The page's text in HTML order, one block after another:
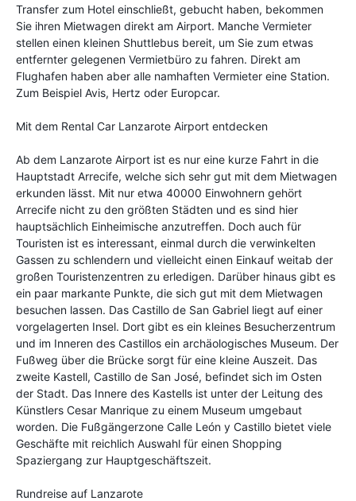
Transfer zum Hotel einschließt, gebucht haben, bekommen
Sie ihren Mietwagen direkt am Airport. Manche Vermieter
stellen einen kleinen Shuttlebus bereit, um Sie zum etwas
entfernter gelegenen Vermietbüro zu fahren. Direkt am
Flughafen haben aber alle namhaften Vermieter eine Station.
Zum Beispiel Avis, Hertz oder Europcar.
Mit dem Rental Car Lanzarote Airport entdecken
Ab dem Lanzarote Airport ist es nur eine kurze Fahrt in die
Hauptstadt Arrecife, welche sich sehr gut mit dem Mietwagen
erkunden lässt. Mit nur etwa 40000 Einwohnern gehört
Arrecife nicht zu den größten Städten und es sind hier
hauptsächlich Einheimische anzutreffen. Doch auch für
Touristen ist es interessant, einmal durch die verwinkelten
Gassen zu schlendern und vielleicht einen Einkauf weitab der
großen Touristenzentren zu erledigen. Darüber hinaus gibt es
ein paar markante Punkte, die sich gut mit dem Mietwagen
besuchen lassen. Das Castillo de San Gabriel liegt auf einer
vorgelagerten Insel. Dort gibt es ein kleines Besucherzentrum
und im Inneren des Castillos ein archäologisches Museum. Der
Fußweg über die Brücke sorgt für eine kleine Auszeit. Das
zweite Kastell, Castillo de San José, befindet sich im Osten
der Stadt. Das Innere des Kastells ist unter der Leitung des
Künstlers Cesar Manrique zu einem Museum umgebaut
worden. Die Fußgängerzone Calle León y Castillo bietet viele
Geschäfte mit reichlich Auswahl für einen Shopping
Spaziergang zur Hauptgeschäftszeit.
Rundreise auf Lanzarote